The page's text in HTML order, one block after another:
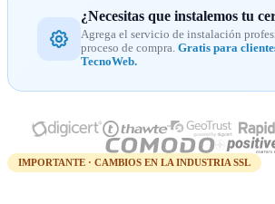
¿Necesitas que instalemos tu
Agrega el servicio de instalación
proceso de compra. Gratis para
TecnoWeb.
IMPORTANTE · CAMBIOS EN LA INDUSTRIA SSL